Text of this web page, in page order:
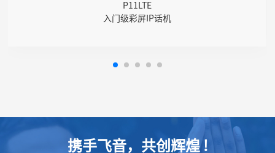
P11LTE
入门级彩屏IP话机
携手飞音，共创辉煌 !